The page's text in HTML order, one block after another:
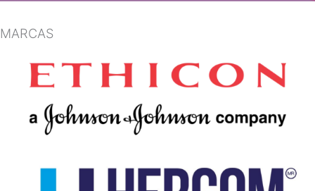
MARCAS